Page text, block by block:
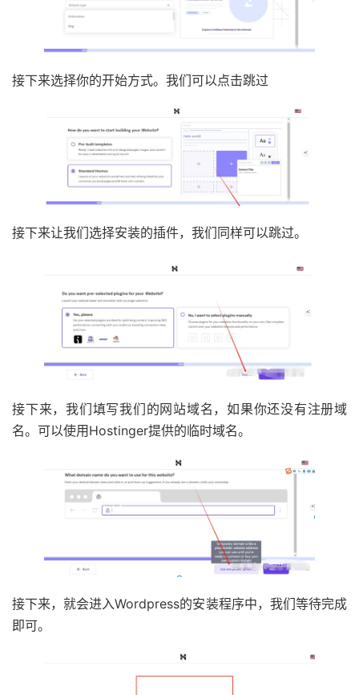
接下来选择你的开始方式。我们可以点击跳过
接下来让我们选择安装的插件，我们同样可以跳过。
接下来，我们填写我们的网站域名，如果你还没有注册域
名。可以使用Hostinger提供的临时域名。
接下来，就会进入Wordpress的安装程序中，我们等待完成
即可。